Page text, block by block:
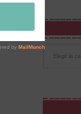
Categorías